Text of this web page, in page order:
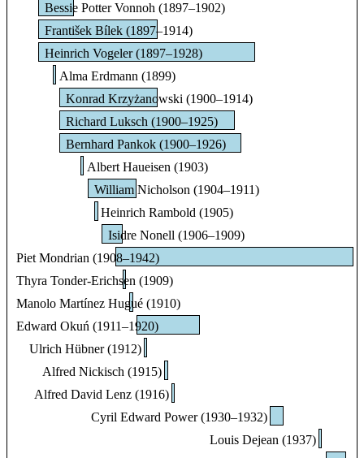
Bessie Potter Vonnoh (1897–1902)
František Bílek (1897–1914)
Heinrich Vogeler (1897–1928)
Alma Erdmann (1899)
Konrad Krzyżanowski (1900–1914)
Richard Luksch (1900–1925)
Bernhard Pankok (1900–1926)
Albert Haueisen (1903)
William Nicholson (1904–1911)
Heinrich Rambold (1905)
Isidre Nonell (1906–1909)
Piet Mondrian (1908–1942)
Thyra Tonder-Erichsen (1909)
Manolo Martínez Hugué (1910)
Edward Okuń (1911–1920)
Ulrich Hübner (1912)
Alfred Nickisch (1915)
Alfred David Lenz (1916)
Cyril Edward Power (1930–1932)
Louis Dejean (1937)